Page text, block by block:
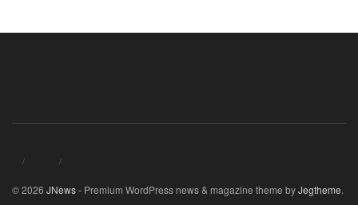
© 2026 JNews- Premium WordPress news & magazine theme byJegtheme.